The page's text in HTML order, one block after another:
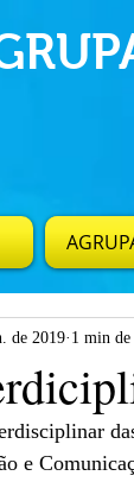
de 2019 1 min
e